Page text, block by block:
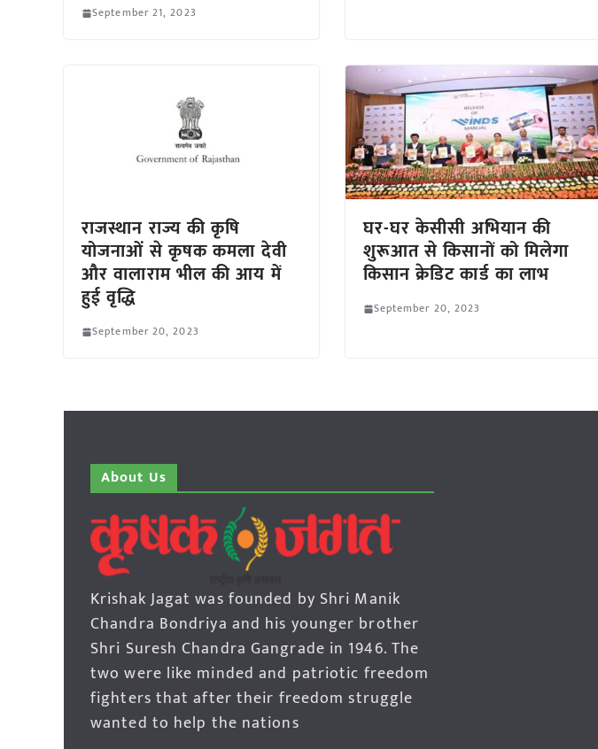
September 21, 2023
राजस्थान राज्य की कृषि
योजनाओं से कृषक कमला देवी
और वालाराम भील की आय में
हुई वृद्धि
September 20, 2023
घर-घर केसीसी अभियान की
शुरूआत से किसानों को मिलेगा
किसान क्रेडिट कार्ड का लाभ
September 20, 2023
About Us
Krishak Jagat was founded by Shri Manik
Chandra Bondriya and his younger brother
Shri Suresh Chandra Gangrade in 1946. The
two were like minded and patriotic freedom
fighters that after their freedom struggle
wanted to help the nations